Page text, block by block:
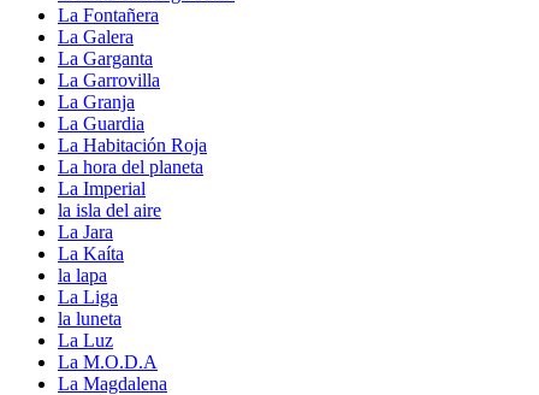
La Fontañera
La Galera
La Garganta
La Garrovilla
La Granja
La Guardia
La Habitación Roja
La hora del planeta
La Imperial
la isla del aire
La Jara
La Kaíta
la lapa
La Liga
la luneta
La Luz
La M.O.D.A
La Magdalena